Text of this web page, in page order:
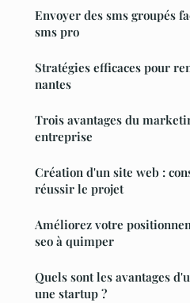
Envoyer des sms groupés
sms pro
Stratégies efficaces pour
nantes
Trois avantages du
entreprise
Création d'un site web :
réussir le projet
Améliorez votre
seo à quimper
Quels sont les avantages
une startup ?